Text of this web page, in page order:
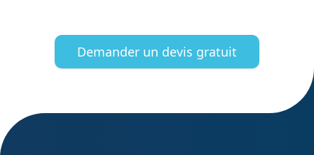
Demander un devis gratuit